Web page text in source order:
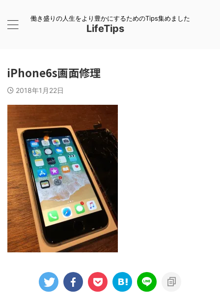
働き盛りの人生をより豊かにするためのTips集めました
LifeTips
iPhone6s画面修理
2018年1月22日